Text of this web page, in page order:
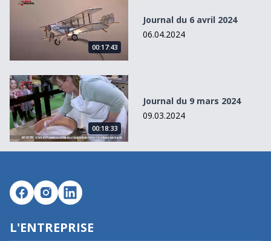
00:17:43
Journal du 6 avril 2024
06.04.2024
Journal du 9 mars 2024
00:18:33
Journal du 9 mars 2024
09.03.2024
L'ENTREPRISE